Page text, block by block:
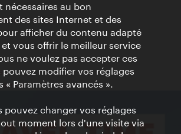
la vie privée
nécessaires au bon
des sites Internet et des
afficher du contenu adapté
vous offrir le meilleur service
ne voulez pas accepter ces
modifier vos réglages
« Paramètres avancés ».
pouvez changer vos réglages
moment lors d'une visite via